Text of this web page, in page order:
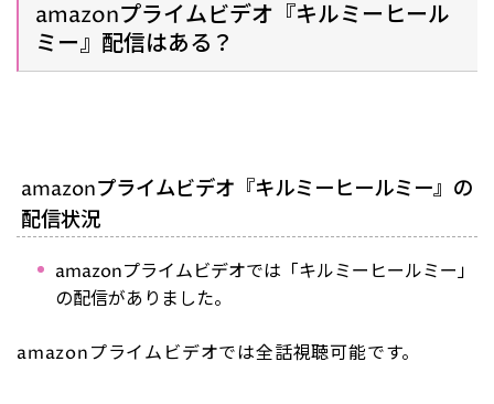
amazonプライムビデオ『キルミーヒール
ミー』配信はある？
amazonプライムビデオ『キルミーヒールミー』の
配信状況
amazonプライムビデオでは「キルミーヒールミー」
の配信がありました。
amazonプライムビデオでは全話視聴可能です。